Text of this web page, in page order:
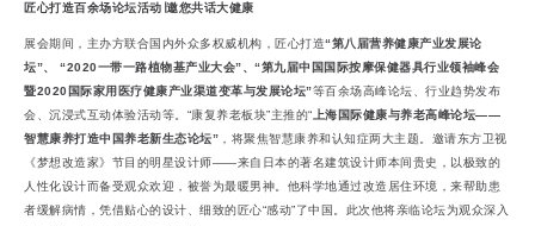
匠心打造百余场论坛活动∣邀您共话大健康
展会期间，主办方联合国内外众多权威机构，匠心打造“第八届营养健康产业发展论
坛”、 “2020一带一路植物基产业大会”、“第九届中国国际按摩保健器具行业领袖峰会
暨2020国际家用医疗健康产业渠道变革与发展论坛”等百余场高峰论坛、行业趋势发布
会、沉浸式互动体验活动等。“康复养老板块”主推的“上海国际健康与养老高峰论坛——
智慧康养打造中国养老新生态论坛” ，将聚焦智慧康养和认知症两大主题。邀请东方卫视
《梦想改造家》节目的明星设计师——来自日本的著名建筑设计师本间贵史，以极致的
人性化设计而备受观众欢迎，被誉为最暖男神。他科学地通过改造居住环境，来帮助患
者缓解病情，凭借贴心的设计、细致的匠心“感动”了中国。此次他将亲临论坛为观众深入